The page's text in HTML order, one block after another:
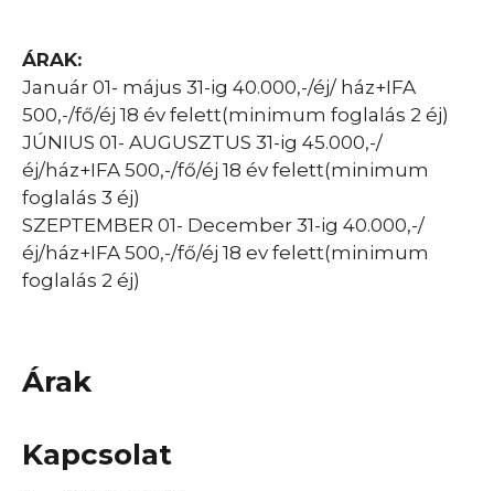
ÁRAK:
Január 01- május 31-ig 40.000,-/éj/ ház+IFA
500,-/fő/éj 18 év felett(minimum foglalás 2 éj)
JÚNIUS 01- AUGUSZTUS 31-ig 45.000,-/
éj/ház+IFA 500,-/fő/éj 18 év felett(minimum
foglalás 3 éj)
SZEPTEMBER 01- December 31-ig 40.000,-/
éj/ház+IFA 500,-/fő/éj 18 ev felett(minimum
foglalás 2 éj)
Árak
Kapcsolat